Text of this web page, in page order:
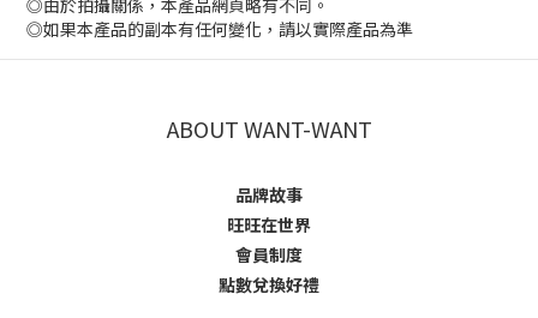
◎由於拍攝關係，本產品網頁略有不同。
◎如果本產品的副本有任何變化，請以實際產品為準
ABOUT WANT-WANT
品牌故事
旺旺在世界
會員制度
點數兌換好禮